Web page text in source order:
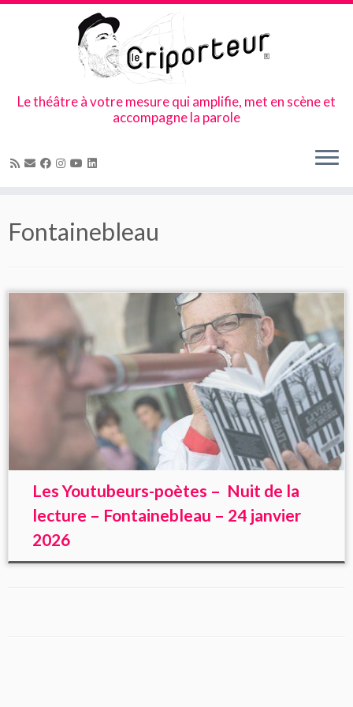
content
Le théâtre à votre mesure qui amplifie, met en scène et
accompagne la parole
Fontainebleau
Les Youtubeurs-poètes – Nuit de la
lecture – Fontainebleau – 24 janvier
2026